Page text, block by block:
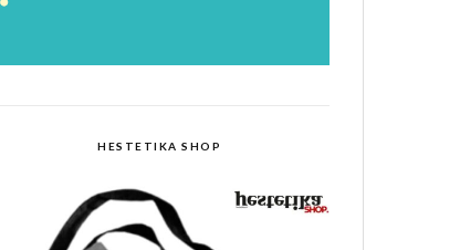
HESTETIKA SHOP